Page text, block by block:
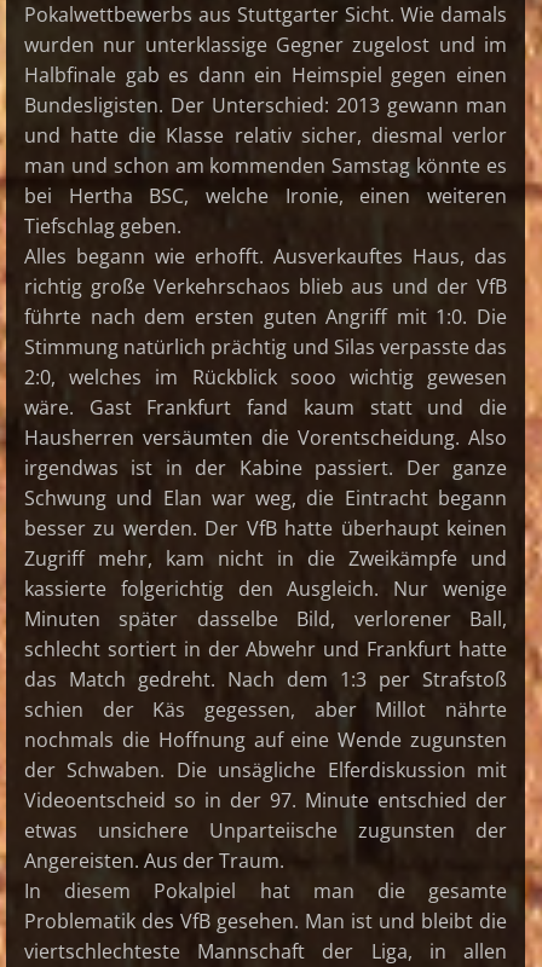
Pokalwettbewerbs aus Stuttgarter Sicht. Wie damals
wurden nur unterklassige Gegner zugelost und im
Halbfinale gab es dann ein Heimspiel gegen einen
Bundesligisten. Der Unterschied: 2013 gewann man
und hatte die Klasse relativ sicher, diesmal verlor
man und schon am kommenden Samstag könnte es
bei Hertha BSC, welche Ironie, einen weiteren
Tiefschlag geben.
Alles begann wie erhofft. Ausverkauftes Haus, das
richtig große Verkehrschaos blieb aus und der VfB
führte nach dem ersten guten Angriff mit 1:0. Die
Stimmung natürlich prächtig und Silas verpasste das
2:0, welches im Rückblick sooo wichtig gewesen
wäre. Gast Frankfurt fand kaum statt und die
Hausherren versäumten die Vorentscheidung. Also
irgendwas ist in der Kabine passiert. Der ganze
Schwung und Elan war weg, die Eintracht begann
besser zu werden. Der VfB hatte überhaupt keinen
Zugriff mehr, kam nicht in die Zweikämpfe und
kassierte folgerichtig den Ausgleich. Nur wenige
Minuten später dasselbe Bild, verlorener Ball,
schlecht sortiert in der Abwehr und Frankfurt hatte
das Match gedreht. Nach dem 1:3 per Strafstoß
schien der Käs gegessen, aber Millot nährte
nochmals die Hoffnung auf eine Wende zugunsten
der Schwaben. Die unsägliche Elferdiskussion mit
Videoentscheid so in der 97. Minute entschied der
etwas unsichere Unparteiische zugunsten der
Angereisten. Aus der Traum.
In diesem Pokalpiel hat man die gesamte
Problematik des VfB gesehen. Man ist und bleibt die
viertschlechteste Mannschaft der Liga, in allen